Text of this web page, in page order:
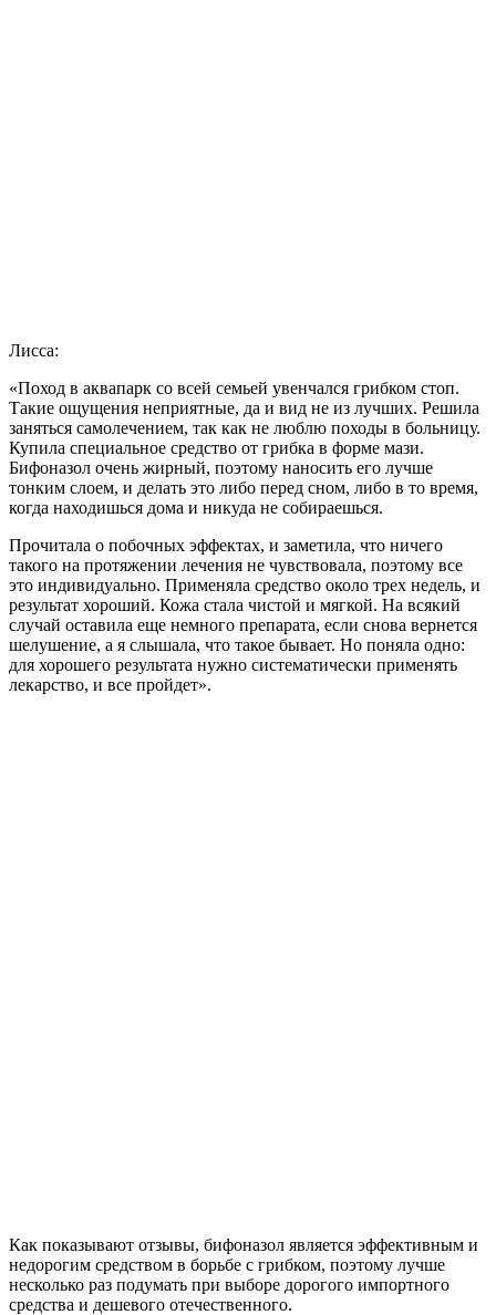
Лисса:
«Поход в аквапарк со всей семьей увенчался грибком стоп.
Такие ощущения неприятные, да и вид не из лучших. Решила
заняться самолечением, так как не люблю походы в больницу.
Купила специальное средство от грибка в форме мази.
Бифоназол очень жирный, поэтому наносить его лучше
тонким слоем, и делать это либо перед сном, либо в то время,
когда находишься дома и никуда не собираешься.
Прочитала о побочных эффектах, и заметила, что ничего
такого на протяжении лечения не чувствовала, поэтому все
это индивидуально. Применяла средство около трех недель, и
результат хороший. Кожа стала чистой и мягкой. На всякий
случай оставила еще немного препарата, если снова вернется
шелушение, а я слышала, что такое бывает. Но поняла одно:
для хорошего результата нужно систематически применять
лекарство, и все пройдет».
Как показывают отзывы, бифоназол является эффективным и
недорогим средством в борьбе с грибком, поэтому лучше
несколько раз подумать при выборе дорогого импортного
средства и дешевого отечественного.